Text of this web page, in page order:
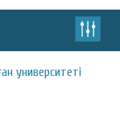
университеті